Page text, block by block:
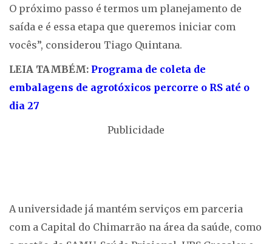
O próximo passo é termos um planejamento de
saída e é essa etapa que queremos iniciar com
vocês”, considerou Tiago Quintana.
LEIA TAMBÉM: Programa de coleta de
embalagens de agrotóxicos percorre o RS até o
dia 27
Publicidade
A universidade já mantém serviços em parceria
com a Capital do Chimarrão na área da saúde, como